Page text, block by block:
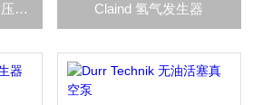
日立Hitachi无油涡旋空压机维修保养 Claind 氢气发生器